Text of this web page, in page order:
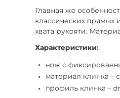
Главная же
классических прямых
хвата рукояти.
Характеристики:
нож с
материал клинка –
профиль клинка –